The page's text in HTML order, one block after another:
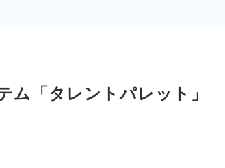
「タレントパレット」